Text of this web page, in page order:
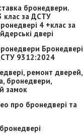
бронедвери.
клас за ДСТУ
4 +клас за
двері
Бронедвері
9312:2024
ремонт дверей,
бронедвери,
замок
про бронедвері та